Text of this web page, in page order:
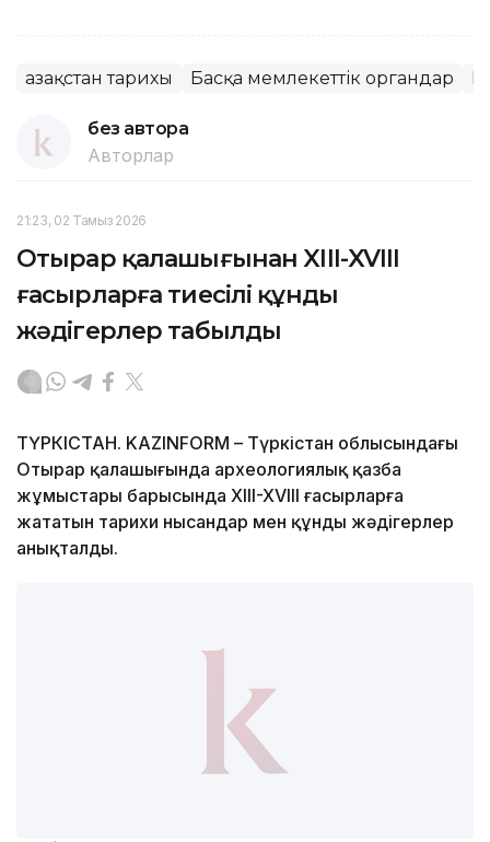
Қазақстан тарихы Басқа мемлекеттік органдар
без автора
Авторлар
21:23, 02 Тамыз 2026
Отырар қалашығынан XIII-XVIII
ғасырларға тиесілі құнды
жәдігерлер табылды
ТҮРКІСТАН. KAZINFORM – Түркістан облысындағы
Отырар қалашығында археологиялық қазба
жұмыстары барысында XIII-XVIII ғасырларға
жататын тарихи нысандар мен құнды жәдігерлер
анықталды.